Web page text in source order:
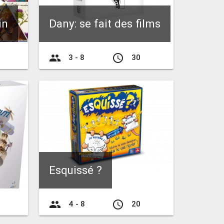
Dany: se fait des films
group 3 - 8 access_time 30
Esquissé ?
group 4 - 8 access_time 20